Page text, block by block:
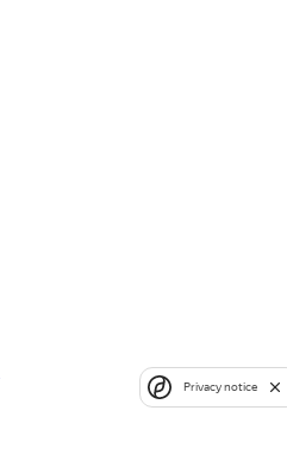
Privacy notice